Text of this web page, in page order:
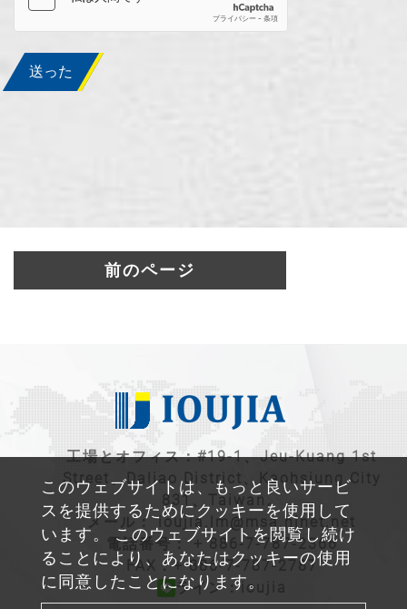
送った
前のページ
このウェブサイトは、もっと良いサービ
スを提供するためにクッキーを使用して
います。 このウェブサイトを閲覧し続け
ることにより、あなたはクッキーの使用
に同意したことになります。
工場とオフィス：#19-1、Jeu-Kuang 1st
Street、Daliao District、Kaohsiung City
831、Taiwan。
メール：ioujia.lm@msa.hinet.net
電話番号：+ 886-7-787-2366
FAX：+ 886-7-787-2787
ライン：ioujia